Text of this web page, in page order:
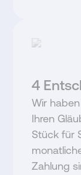
4
Wir
Ihren
Stück für
Zahlung